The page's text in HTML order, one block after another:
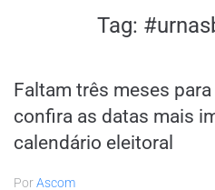
Tag:
Faltam três meses
confira as datas mais
calendário eleitoral
PorAscom